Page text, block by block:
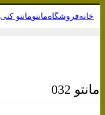
خانهفروشگاهمانتومانتو کتی
مانتو 032